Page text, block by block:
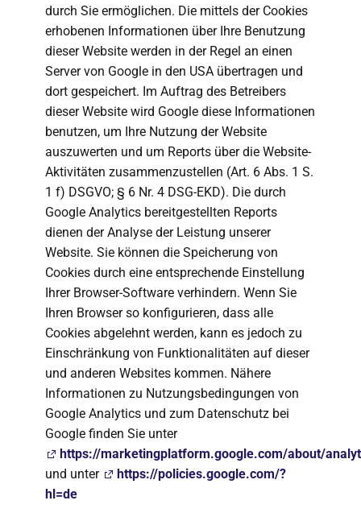
durch Sie ermöglichen. Die mittels der Cookies
erhobenen Informationen über Ihre Benutzung
dieser Website werden in der Regel an einen
Server von Google in den USA übertragen und
dort gespeichert. Im Auftrag des Betreibers
dieser Website wird Google diese Informationen
benutzen, um Ihre Nutzung der Website
auszuwerten und um Reports über die Website-
Aktivitäten zusammenzustellen (Art. 6 Abs. 1 S.
1 f) DSGVO; § 6 Nr. 4 DSG-EKD). Die durch
Google Analytics bereitgestellten Reports
dienen der Analyse der Leistung unserer
Website. Sie können die Speicherung von
Cookies durch eine entsprechende Einstellung
Ihrer Browser-Software verhindern. Wenn Sie
Ihren Browser so konfigurieren, dass alle
Cookies abgelehnt werden, kann es jedoch zu
Einschränkung von Funktionalitäten auf dieser
und anderen Websites kommen. Nähere
Informationen zu Nutzungsbedingungen von
Google Analytics und zum Datenschutz bei
Google finden Sie unter
https://marketingplatform.google.com/about/
und unter
https://policies.google.com/?
hl=de